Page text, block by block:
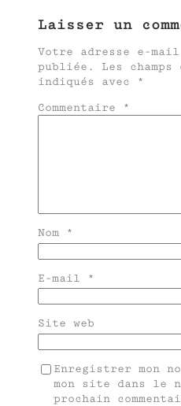
Laisser un
Votre adresse e-
publiée.
Les
indiqués avec
*
Commentaire
*
Nom *
E-mail *
Site web
Enregistrer mon
mon site dans le
prochain